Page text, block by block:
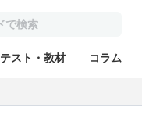
テスト・教材 コラム